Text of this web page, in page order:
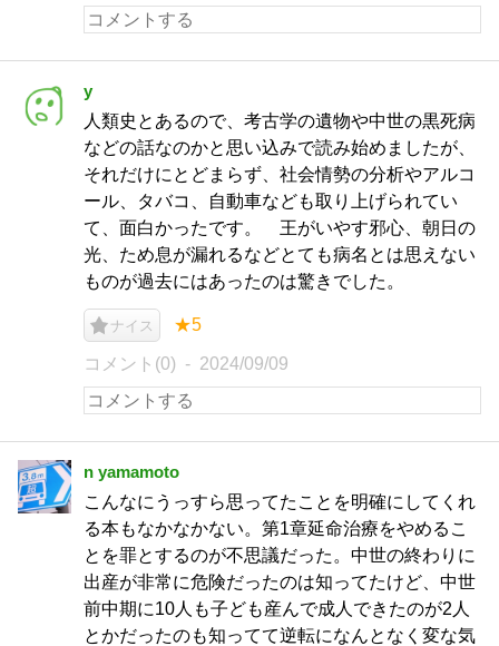
y
人類史とあるので、考古学の遺物や中世の黒死病
などの話なのかと思い込みで読み始めましたが、
それだけにとどまらず、社会情勢の分析やアルコ
ール、タバコ、自動車なども取り上げられてい
て、面白かったです。 王がいやす邪心、朝日の
光、ため息が漏れるなどとても病名とは思えない
ものが過去にはあったのは驚きでした。
ナイス ★5
コメント(0) 2024/09/09
n yamamoto
こんなにうっすら思ってたことを明確にしてくれ
る本もなかなかない。第1章延命治療をやめるこ
とを罪とするのが不思議だった。中世の終わりに
出産が非常に危険だったのは知ってたけど、中世
前中期に10人も子ども産んで成人できたのが2人
とかだったのも知ってて逆転になんとなく変な気